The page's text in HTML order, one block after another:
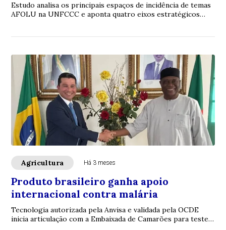
Estudo analisa os principais espaços de incidência de temas
AFOLU na UNFCCC e aponta quatro eixos estratégicos
Agricultura Há 3 meses
Produto brasileiro ganha apoio
internacional contra malária
Tecnologia autorizada pela Anvisa e validada pela OCDE
inicia articulação com a Embaixada de Camarões para testes